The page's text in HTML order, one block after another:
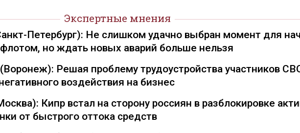
Экспертные мнения
Петербург): Не слишком удачно выбран момент для
но ждать новых аварий больше нельзя
Решая проблему трудоустройства участников
воздействия на бизнес
Кипр встал на сторону россиян в разблокировке
от быстрого оттока средств